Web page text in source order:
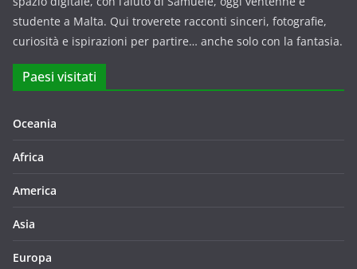
studente a Malta. Qui troverete racconti sinceri, fotografie,
curiosità e ispirazioni per partire… anche solo con la fantasia.
Paesi visitati
Oceania
Africa
America
Asia
Europa